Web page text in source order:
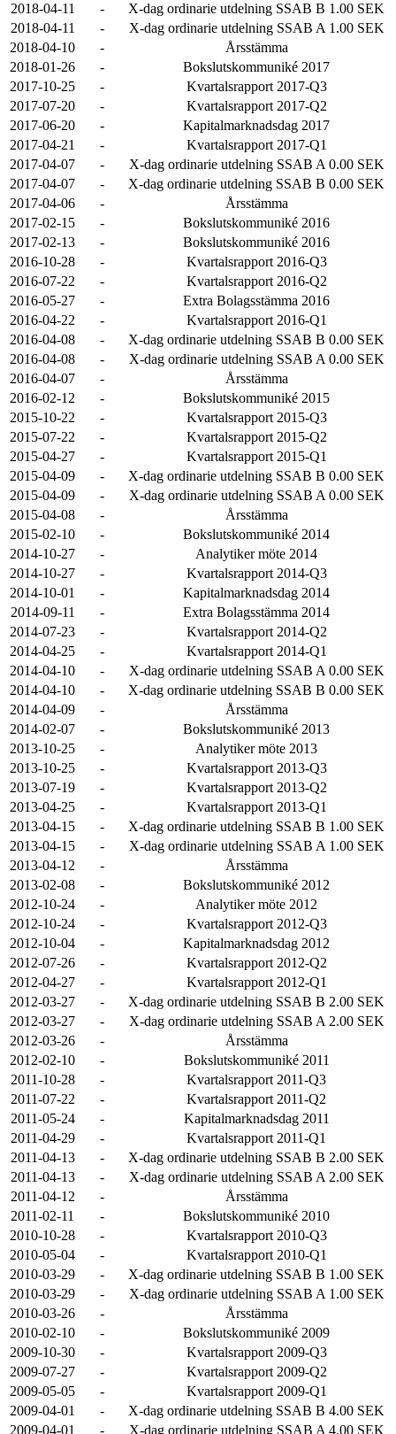
2018-04-11
-
X-dag ordinarie utdelning SSAB B 1.00 SEK
2018-04-11
-
X-dag ordinarie utdelning SSAB A 1.00 SEK
2018-04-10
-
Årsstämma
2018-01-26
-
Bokslutskommuniké 2017
2017-10-25
-
Kvartalsrapport 2017-Q3
2017-07-20
-
Kvartalsrapport 2017-Q2
2017-06-20
-
Kapitalmarknadsdag 2017
2017-04-21
-
Kvartalsrapport 2017-Q1
2017-04-07
-
X-dag ordinarie utdelning SSAB A 0.00 SEK
2017-04-07
-
X-dag ordinarie utdelning SSAB B 0.00 SEK
2017-04-06
-
Årsstämma
2017-02-15
-
Bokslutskommuniké 2016
2017-02-13
-
Bokslutskommuniké 2016
2016-10-28
-
Kvartalsrapport 2016-Q3
2016-07-22
-
Kvartalsrapport 2016-Q2
2016-05-27
-
Extra Bolagsstämma 2016
2016-04-22
-
Kvartalsrapport 2016-Q1
2016-04-08
-
X-dag ordinarie utdelning SSAB B 0.00 SEK
2016-04-08
-
X-dag ordinarie utdelning SSAB A 0.00 SEK
2016-04-07
-
Årsstämma
2016-02-12
-
Bokslutskommuniké 2015
2015-10-22
-
Kvartalsrapport 2015-Q3
2015-07-22
-
Kvartalsrapport 2015-Q2
2015-04-27
-
Kvartalsrapport 2015-Q1
2015-04-09
-
X-dag ordinarie utdelning SSAB B 0.00 SEK
2015-04-09
-
X-dag ordinarie utdelning SSAB A 0.00 SEK
2015-04-08
-
Årsstämma
2015-02-10
-
Bokslutskommuniké 2014
2014-10-27
-
Analytiker möte 2014
2014-10-27
-
Kvartalsrapport 2014-Q3
2014-10-01
-
Kapitalmarknadsdag 2014
2014-09-11
-
Extra Bolagsstämma 2014
2014-07-23
-
Kvartalsrapport 2014-Q2
2014-04-25
-
Kvartalsrapport 2014-Q1
2014-04-10
-
X-dag ordinarie utdelning SSAB A 0.00 SEK
2014-04-10
-
X-dag ordinarie utdelning SSAB B 0.00 SEK
2014-04-09
-
Årsstämma
2014-02-07
-
Bokslutskommuniké 2013
2013-10-25
-
Analytiker möte 2013
2013-10-25
-
Kvartalsrapport 2013-Q3
2013-07-19
-
Kvartalsrapport 2013-Q2
2013-04-25
-
Kvartalsrapport 2013-Q1
2013-04-15
-
X-dag ordinarie utdelning SSAB B 1.00 SEK
2013-04-15
-
X-dag ordinarie utdelning SSAB A 1.00 SEK
2013-04-12
-
Årsstämma
2013-02-08
-
Bokslutskommuniké 2012
2012-10-24
-
Analytiker möte 2012
2012-10-24
-
Kvartalsrapport 2012-Q3
2012-10-04
-
Kapitalmarknadsdag 2012
2012-07-26
-
Kvartalsrapport 2012-Q2
2012-04-27
-
Kvartalsrapport 2012-Q1
2012-03-27
-
X-dag ordinarie utdelning SSAB B 2.00 SEK
2012-03-27
-
X-dag ordinarie utdelning SSAB A 2.00 SEK
2012-03-26
-
Årsstämma
2012-02-10
-
Bokslutskommuniké 2011
2011-10-28
-
Kvartalsrapport 2011-Q3
2011-07-22
-
Kvartalsrapport 2011-Q2
2011-05-24
-
Kapitalmarknadsdag 2011
2011-04-29
-
Kvartalsrapport 2011-Q1
2011-04-13
-
X-dag ordinarie utdelning SSAB B 2.00 SEK
2011-04-13
-
X-dag ordinarie utdelning SSAB A 2.00 SEK
2011-04-12
-
Årsstämma
2011-02-11
-
Bokslutskommuniké 2010
2010-10-28
-
Kvartalsrapport 2010-Q3
2010-05-04
-
Kvartalsrapport 2010-Q1
2010-03-29
-
X-dag ordinarie utdelning SSAB B 1.00 SEK
2010-03-29
-
X-dag ordinarie utdelning SSAB A 1.00 SEK
2010-03-26
-
Årsstämma
2010-02-10
-
Bokslutskommuniké 2009
2009-10-30
-
Kvartalsrapport 2009-Q3
2009-07-27
-
Kvartalsrapport 2009-Q2
2009-05-05
-
Kvartalsrapport 2009-Q1
2009-04-01
-
X-dag ordinarie utdelning SSAB B 4.00 SEK
2009-04-01
- X-dag ordinarie utdelning SSAB A 4.00 SEK